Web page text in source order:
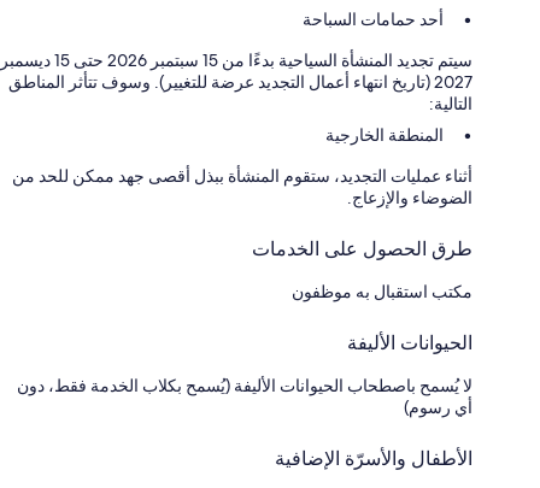
أحد حمامات السباحة
سيتم تجديد المنشأة السياحية بدءًا من 15 سبتمبر 2026 حتى 15 ديسمبر
2027 (تاريخ انتهاء أعمال التجديد عرضة للتغيير). وسوف تتأثر المناطق
التالية:
المنطقة الخارجية
أثناء عمليات التجديد، ستقوم المنشأة ببذل أقصى جهد ممكن للحد من
الضوضاء والإزعاج.
طرق الحصول على الخدمات
مكتب استقبال به موظفون
الحيوانات الأليفة
لا يُسمح باصطحاب الحيوانات الأليفة (يُسمح بكلاب الخدمة فقط، دون
أي رسوم)
الأطفال والأسرّة الإضافية